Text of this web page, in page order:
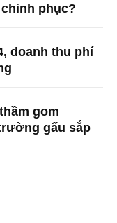
phục?
doanh thu phí
gom
gấu sắp